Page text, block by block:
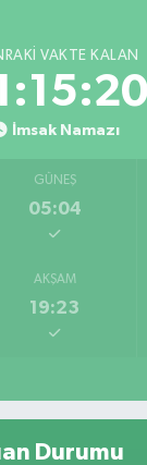
VAKTE KALAN
İmsak Namazı
GÜNEŞ
05:04
AKŞAM
19:23
Durumu